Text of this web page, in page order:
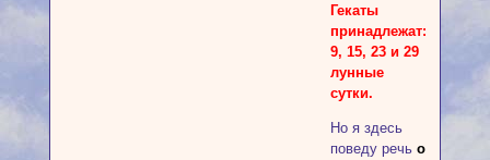
Гекаты
принадлежат:
9, 15, 23 и 29
лунные
сутки.
Но я здесь
поведу речь о